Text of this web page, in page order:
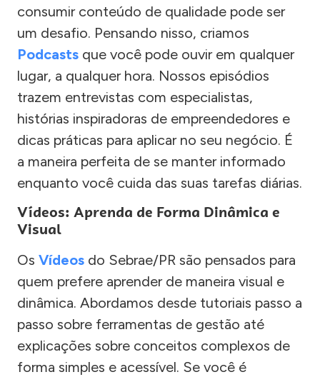
consumir conteúdo de qualidade pode ser
um desafio. Pensando nisso, criamos
Podcasts que você pode ouvir em qualquer
lugar, a qualquer hora. Nossos episódios
trazem entrevistas com especialistas,
histórias inspiradoras de empreendedores e
dicas práticas para aplicar no seu negócio. É
a maneira perfeita de se manter informado
enquanto você cuida das suas tarefas diárias.
Vídeos: Aprenda de Forma Dinâmica e
Visual
Os Vídeos do Sebrae/PR são pensados para
quem prefere aprender de maneira visual e
dinâmica. Abordamos desde tutoriais passo a
passo sobre ferramentas de gestão até
explicações sobre conceitos complexos de
forma simples e acessível. Se você é